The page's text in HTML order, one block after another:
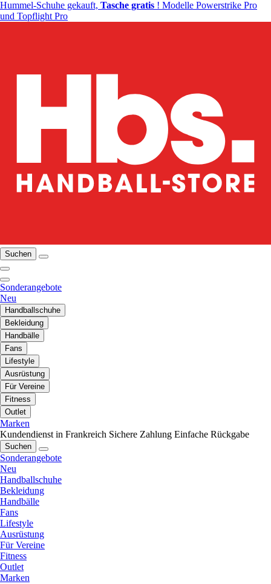
Hummel-Schuhe gekauft, Tasche gratis ! Modelle Powerstrike Pro
und Topflight Pro
Suchen
Sonderangebote
Neu
Handballschuhe
Bekleidung
Handbälle
Fans
Lifestyle
Ausrüstung
Für Vereine
Fitness
Outlet
Marken
Kundendienst in Frankreich Sichere Zahlung Einfache Rückgabe
Suchen
Sonderangebote
Neu
Handballschuhe
Bekleidung
Handbälle
Fans
Lifestyle
Ausrüstung
Für Vereine
Fitness
Outlet
Marken